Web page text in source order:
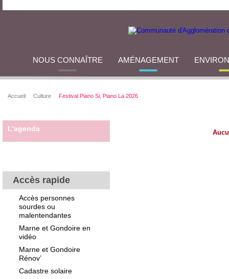
NOUS CONNAÎTRE AMÉNAGEMENT
Accueil Culture Festival Piano Si, Piano La 2026
L'agenda
Accès rapide
Accès personnes
sourdes ou
malentendantes
Marne et Gondoire en
vidéo
Marne et Gondoire
Rénov’
Cadastre solaire